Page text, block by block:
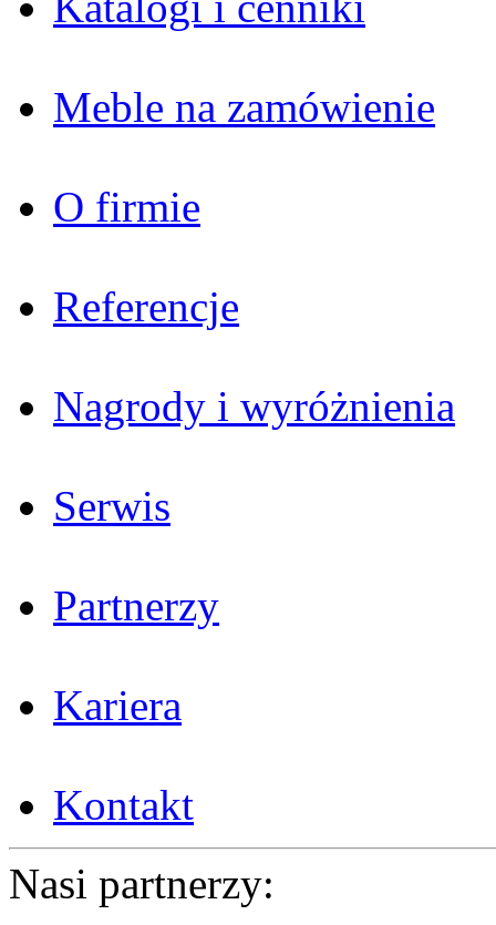
Meble na zamówienie
O firmie
Referencje
Nagrody i wyróżnienia
Serwis
Partnerzy
Kariera
Kontakt
Nasi partnerzy: